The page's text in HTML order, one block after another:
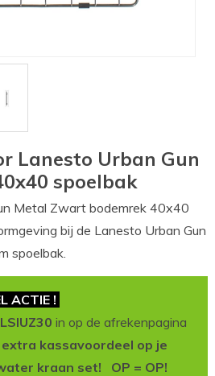
Lanesto Urban Gun
spoelbak
Metal Zwart bodemrek 40x40
bij de Lanesto Urban Gun
spoelbak.
ACTIE !
in op de afrekenpagina
kassavoordeel op je
kraan set! OP = OP!